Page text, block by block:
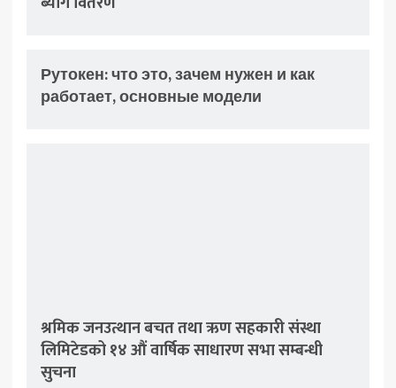
Рутокен: что это, зачем нужен и как
работает, основные модели
श्रमिक जनउत्थान बचत तथा ऋण सहकारी संस्था
लिमिटेडको १४ औं वार्षिक साधारण सभा सम्बन्धी
सुचना